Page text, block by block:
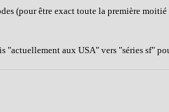
(pour être exact toute la première
"actuellement aux USA" vers "séries sf"